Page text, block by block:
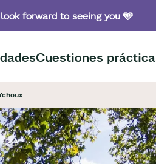
forward to seeing you 🩵
Cuestiones